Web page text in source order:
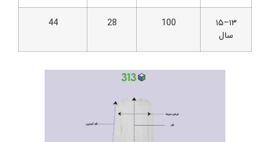
۱۳–۱۵
سال
100
28
44